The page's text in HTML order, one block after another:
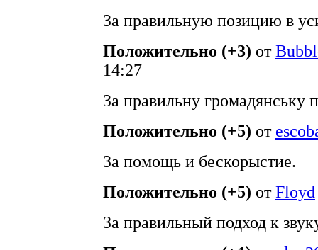
За правильную позицию в
Положительно (+3) от
14:27
За правильну громадянську
Положительно (+5) от
За помощь и бескорыстие.
Положительно (+5) отFloyd
За правильный подход к